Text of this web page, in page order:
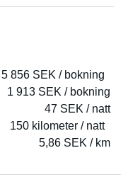
5 856 SEK / bokning
1 913 SEK / bokning
47 SEK / natt
150 kilometer / natt
5,86 SEK / km